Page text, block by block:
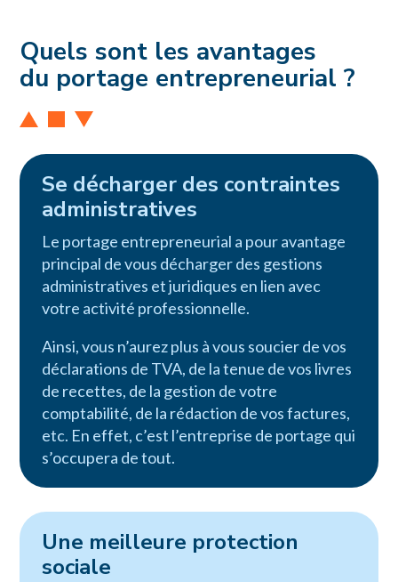
Quels sont les avantages
du portage entrepreneurial ?
Se décharger des contraintes
administratives
Le portage entrepreneurial a pour avantage
principal de vous décharger des gestions
administratives et juridiques en lien avec
votre activité professionnelle.
Ainsi, vous n’aurez plus à vous soucier de vos
déclarations de TVA, de la tenue de vos livres
de recettes, de la gestion de votre
comptabilité, de la rédaction de vos factures,
etc. En effet, c’est l’entreprise de portage qui
s’occupera de tout.
Une meilleure protection
sociale